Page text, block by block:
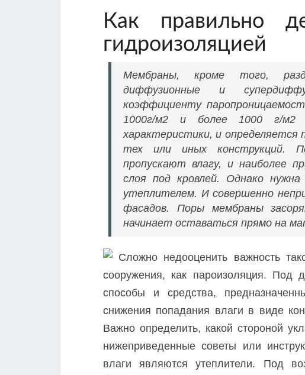
Как правильно
гидроизоляцией
Мембраны, кроме того,
диффузионные и
коэффициенту
1000г/м2 и более 1000 г/м2
характеристики, и определяется
тех или иных конструкций.
пропускают влагу, и наиболее
слоя под кровлей. Однако
утеплителем. И совершенно
фасадов. Поры мембраны
начинает оставаться прямо на
Сложно недооценить важность
сооружения, как пароизоляция. Под
способы и средства,
снижения попадания влаги в виде
Важно определить, какой стороной
нижеприведенные советы или
влаги являются утеплители. Под